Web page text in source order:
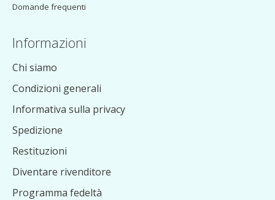
Domande frequenti
Informazioni
Chi siamo
Condizioni generali
Informativa sulla privacy
Spedizione
Restituzioni
Diventare rivenditore
Programma fedeltà